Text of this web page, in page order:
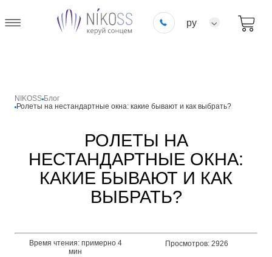
ру
NIKOSS Блог
Ролеты на нестандартные окна: какие бывают и как выбрать?
РОЛЕТЫ НА
НЕСТАНДАРТНЫЕ ОКНА:
КАКИЕ БЫВАЮТ И КАК
ВЫБРАТЬ?
Время чтения: примерно 4
мин
Просмотров: 2926